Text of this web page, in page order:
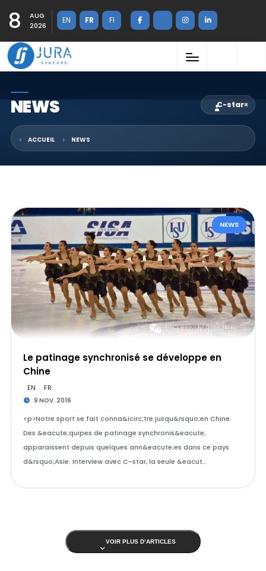
8
AUG
2026
EN FR FI
NEWS C-star×
ACCUEIL NEWS
NEWS
Le patinage synchronisé se développe en
Chine
EN FR
9 NOV. 2016
<p>Notre sport se fait conna&icirc;tre jusqu&rsquo;en Chine.
Des &eacute;quipes de patinage synchronis&eacute;
apparaissent depuis quelques ann&eacute;es dans ce pays
d&rsquo;Asie. Interview avec C-star, la seule &eacut…
VOIR PLUS D’ARTICLES